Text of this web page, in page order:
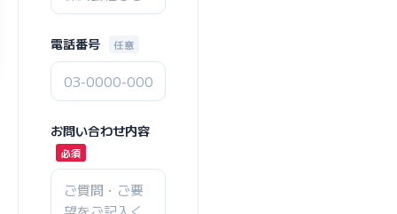
電話番号 任意
お問い合わせ内容